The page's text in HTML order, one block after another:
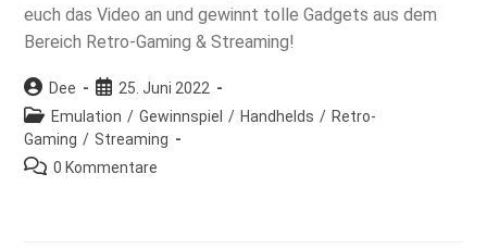
euch das Video an und gewinnt tolle Gadgets aus dem
Bereich Retro-Gaming & Streaming!
Beitrags-
Autor:
Dee
Beitrag
veröffentlicht:
25. Juni 2022
Beitrags-
Kategorie:
Emulation / Gewinnspiel / Handhelds / Retro-
Gaming / Streaming
Beitrags-
0 Kommentare